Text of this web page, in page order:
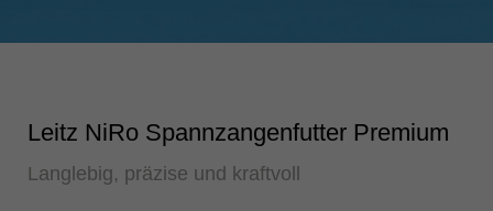
Suomi
english
Türkiye
Leitz NiRo Spannzangenfutter Premium
Langlebig, präzise und kraftvoll